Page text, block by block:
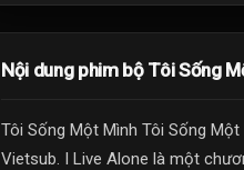
Nội dung phim bộ Tôi Sống
Tôi Sống Một Mình Tôi Sống Một
Vietsub. I Live Alone là một